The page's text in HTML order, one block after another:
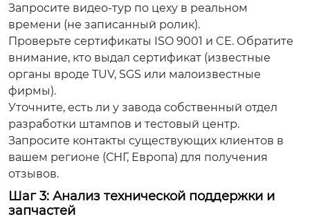
Запросите видео-тур по цеху в реальном
времени (не записанный ролик).
Проверьте сертификаты ISO 9001 и CE. Обратите
внимание, кто выдал сертификат (известные
органы вроде TUV, SGS или малоизвестные
фирмы).
Уточните, есть ли у завода собственный отдел
разработки штампов и тестовый центр.
Запросите контакты существующих клиентов в
вашем регионе (СНГ, Европа) для получения
отзывов.
Шаг 3: Анализ технической поддержки и
запчастей